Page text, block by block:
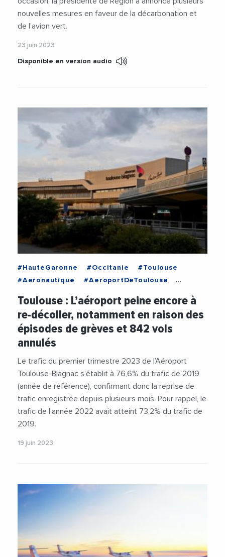
nouvelles mesures en faveur de la décarbonation et
de l’avion vert.
23 juin 2023
#HauteGaronne #Occitanie
#Toulouse
#Aeronautique
#AeroportDeToulouse
Toulouse : L’aéroport peine encore à
re-décoller, notamment en raison des
épisodes de grèves et 842 vols
annulés
Le trafic du premier trimestre 2023 de l’Aéroport
Toulouse-Blagnac s’établit à 76,6% du trafic de 2019
(année de référence), confirmant donc la reprise de
trafic enregistrée depuis plusieurs mois. Pour rappel, le
trafic de l’année 2022 avait atteint 73,2% du trafic de
2019.
19 juin 2023